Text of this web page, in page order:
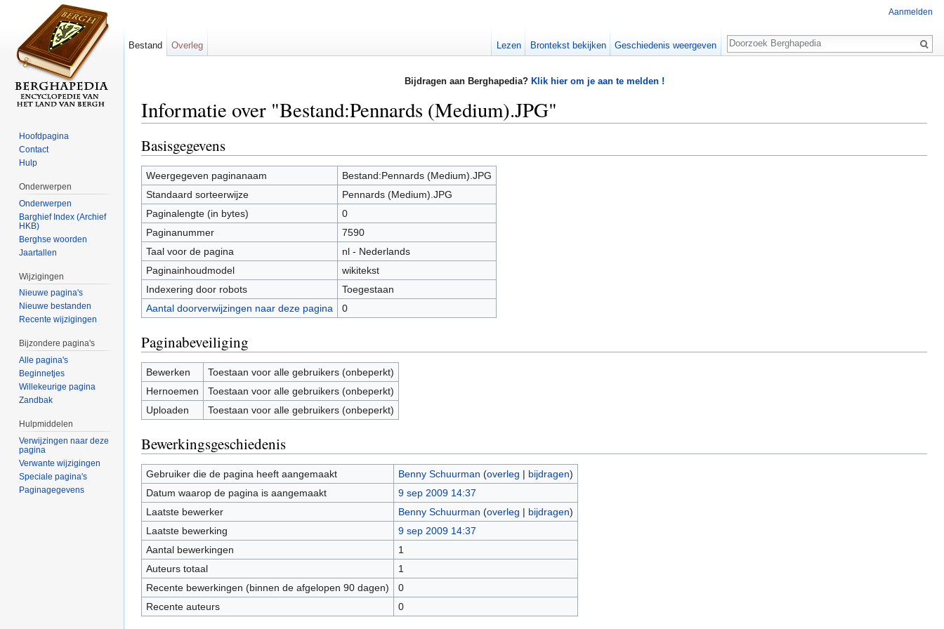
Bijdragen aan Berghapedia? Klik hier om je aan te melden !
Informatie over "Bestand:Pennards (Medium).JPG"
Basisgegevens
Weergegeven paginanaam
Bestand:Pennards (Medium).JPG
Standaard sorteerwijze
Pennards (Medium).JPG
Paginalengte (in bytes)
0
Paginanummer
7590
Taal voor de pagina
nl - Nederlands
Paginainhoudmodel
wikitekst
Indexering door robots
Toegestaan
Aantal doorverwijzingen naar deze pagina
0
Paginabeveiliging
Bewerken
Toestaan voor alle gebruikers (onbeperkt)
Hernoemen
Toestaan voor alle gebruikers (onbeperkt)
Uploaden
Toestaan voor alle gebruikers (onbeperkt)
Bewerkingsgeschiedenis
Gebruiker die de pagina heeft aangemaakt Benny Schuurman (overleg | bijdragen)
Datum waarop de pagina is aangemaakt
9 sep 2009 14:37
Laatste bewerker
Benny Schuurman (overleg | bijdragen)
Laatste bewerking
9 sep 2009 14:37
Aantal bewerkingen
1
Auteurs totaal
1
Recente bewerkingen (binnen de afgelopen 90 dagen)
0
Recente auteurs
0
Aanmelden
Bestand Overleg Lezen Brontekst bekijken Geschiedenis weergeven
Zoeken
Hoofdpagina
Contact
Hulp
Onderwerpen
Onderwerpen
Barghief Index (Archief
HKB)
Berghse woorden
Jaartallen
Wijzigingen
Nieuwe pagina's
Nieuwe bestanden
Recente wijzigingen
Bijzondere pagina's
Alle pagina's
Beginnetjes
Willekeurige pagina
Zandbak
Hulpmiddelen
Verwijzingen naar deze
pagina
Verwante wijzigingen
Speciale pagina's
Paginagegevens